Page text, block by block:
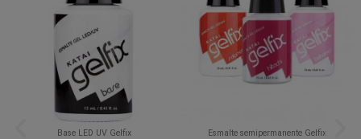
Base LED UV Gelfix Esmalte semipermanente Gelfix